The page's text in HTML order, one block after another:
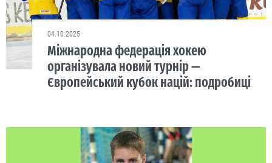
04.10.2025
Міжнародна федерація хокею
організувала новий турнір —
Європейський кубок націй: подробиці